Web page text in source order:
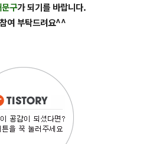
구가 되기를 바랍니다.
여 부탁드려요^^